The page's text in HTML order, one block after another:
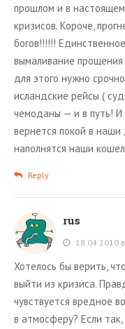
прошлом и в
кризисов. Короче,
богов!!!!!!
вымаливание
для этого нужно
исландские рейсы (
чемоданы — и в путь! И
вернется покой в
наполнятся наши
Reply
rus
18.04.2010
Хотелось бы верить,
выйти из кризиса.
чувствуется вредное
в атмосферу? Если